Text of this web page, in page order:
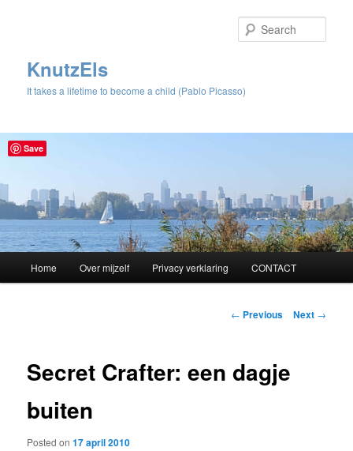
KnutzEls
It takes a lifetime to become a child (Pablo Picasso)
Skip
content
Home Over mijzelf Privacy verklaring CONTACT
Post
← Previous Next →
Secret Crafter: een dagje
buiten
Posted on17 april 2010
Save